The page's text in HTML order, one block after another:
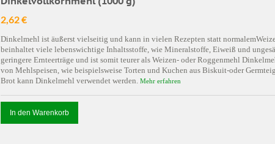
2,62 €
Dinkelmehl ist äußerst vielseitig und kann in vielen Rezepten statt
beinhaltet viele lebenswichtige Inhaltsstoffe, wie Mineralstoffe, Eiweiß und
geringere Ernteerträge und ist somit teurer als Weizen- oder Roggenmehl
von Mehlspeisen, wie beispielsweise Torten und Kuchen aus Biskuit-oder
Brot kann Dinkelmehl verwendet werden. Mehr erfahren
In den Warenkorb